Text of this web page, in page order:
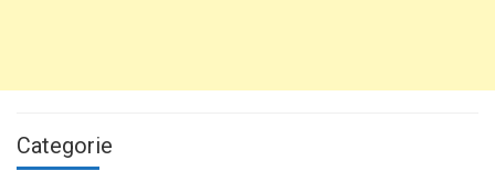
Categorie